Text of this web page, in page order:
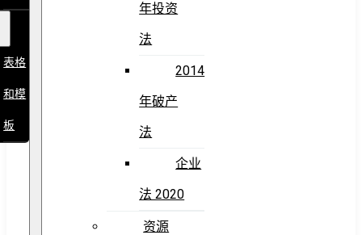
表格
和模
板
年投资
法
2014
年破产
法
企业
法 2020
资源